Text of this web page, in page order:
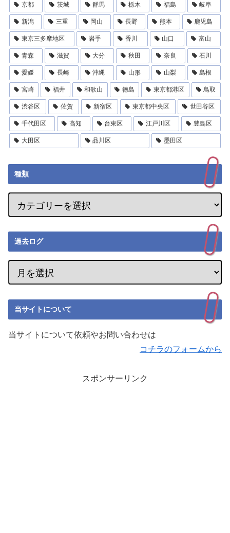
京都 茨城 群馬 栃木 福島 岐阜
新潟 三重 岡山 長野 熊本 鹿児島
東京三多摩地区 岩手 香川 山口 富山
青森 滋賀 大分 秋田 奈良 石川
愛媛 長崎 沖縄 山形 山梨 島根
宮崎 福井 和歌山 徳島 東京都港区 鳥取
渋谷区 佐賀 新宿区 東京都中央区 世田谷区
千代田区 高知 台東区 江戸川区 豊島区
大田区 品川区 墨田区
種類
過去ログ
当サイトについて
当サイトについて依頼やお問い合わせは
コチラのフォームから
スポンサーリンク